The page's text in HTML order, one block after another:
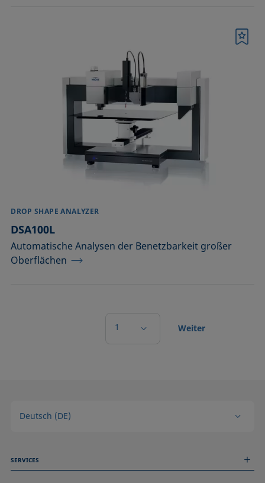
DROP SHAPE ANALYZER
DSA100L
Automatische Analysen der Benetzbarkeit großer
Oberflächen
1 Weiter
Deutsch (DE)
SERVICES